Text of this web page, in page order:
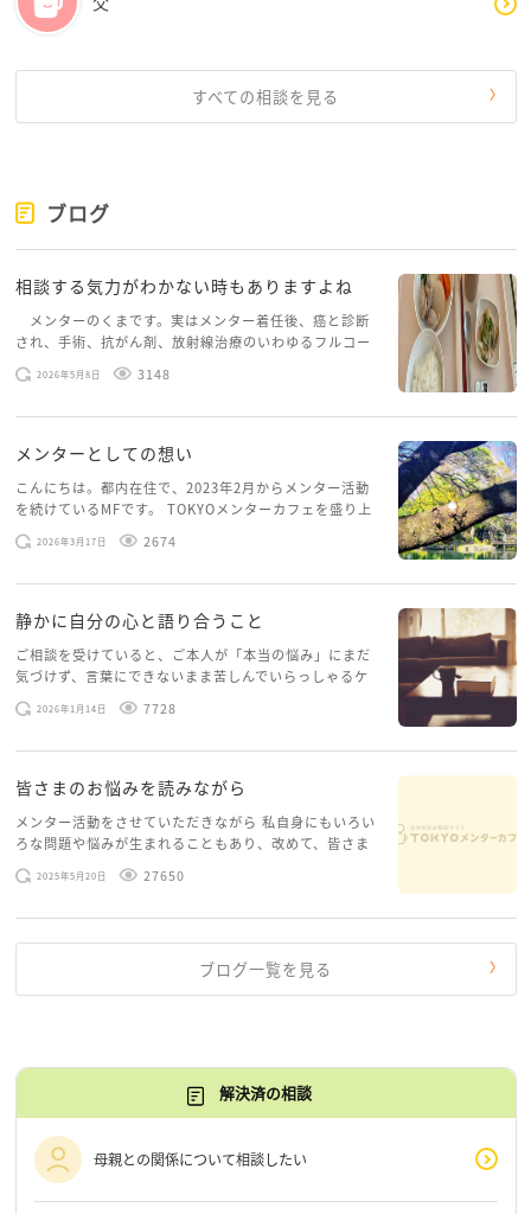
すべての相談を見る
ブログ
相談する気力がわかない時もありますよね
メンターのくまです。実はメンター着任後、癌と診断
され、手術、抗がん剤、放射線治療のいわゆるフルコー
スを体験していて、しばらくメンターカフェに来られて
いませんでした。体力だけでなく、気力も落ちパソコン
2026年5月8日 3148
メンターとしての想い
こんにちは。都内在住で、2023年2月からメンター活動
を続けているMFです。 TOKYOメンターカフェを盛り上
げたいという想いから、勇気を出して初めてブログを投
稿してみようと思います。少し自分のことを書いてみま
2026年3月17日 2674
静かに自分の心と語り合うこと
ご相談を受けていると、ご本人が「本当の悩み」にまだ
気づけず、言葉にできないまま苦しんでいらっしゃるケ
ースがありますお悩みというのは、心の深いところ（深
層心理）に触れることで、まったく違う角度から解決の
2026年1月14日 7728
皆さまのお悩みを読みながら
メンター活動をさせていただきながら 私自身にもいろい
ろな問題や悩みが生まれることもあり、改めて、皆さま
のお悩みを読みながら 「みんな、もがいてる。わたし
だけじゃないんだな」と、逆に励まされるような日々で
2025年5月20日 27650
ブログ一覧を見る
解決済の相談
母親との関係について相談したい